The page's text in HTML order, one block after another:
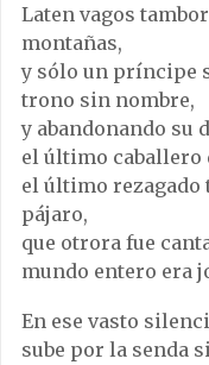
Laten vagos
montañas,
y sólo un príncipe
trono sin nombre,
y abandonando su
el último caballero
el último rezagado
pájaro,
que otrora fue
mundo entero era
En ese vasto
sube por la senda